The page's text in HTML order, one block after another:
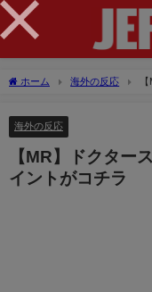
ホーム 海外の反応
海外の反応
【MR】ドクター
イントがコチラ
×